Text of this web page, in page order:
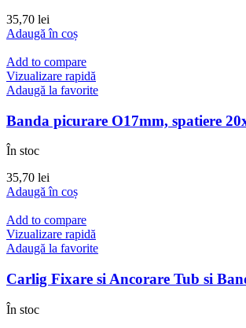
35,70 lei
Adaugă în coș
Add to compare
Vizualizare rapidă
Adaugă la favorite
Banda picurare O17mm, spatiere
În stoc
35,70 lei
Adaugă în coș
Add to compare
Vizualizare rapidă
Adaugă la favorite
Carlig Fixare si Ancorare Tub si
În stoc